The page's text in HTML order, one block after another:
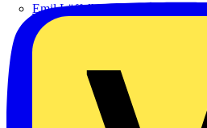
Emil Löffelhardt GmbH & Co. KG